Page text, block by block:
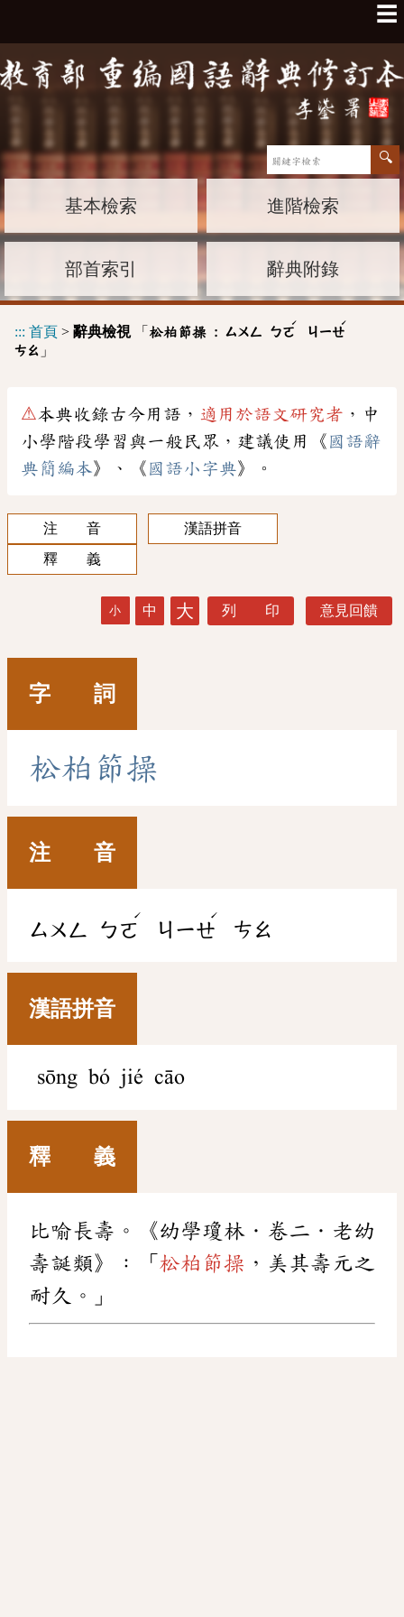
☰
基本檢索 進階檢索
部首索引 辭典附錄
::: 首頁 > 辭典檢視「 松柏節操 : ㄙㄨㄥ ㄅㄛ
ˊ
ㄐㄧㄝ
ˊ
ㄘㄠ 」
⚠本典收錄古今用語， 適用於語文研究者 ，中
小學階段學習與一般民眾，建議使用《 國語辭
典簡編本》、《 國語小字典》。
注 音
漢語拼音
釋 義
小 中 大 列 印 意見回饋
字 詞
松柏 節操
注 音
ㄙㄨㄥ ㄅㄛ
ˊ
ㄐㄧㄝ
ˊ
ㄘㄠ
漢語拼音
sōng bó jié cāo
釋 義
比喻長壽。《幼學瓊林．卷二．老幼
壽誕類》：「 松柏節操 ，美其壽元之
耐久。」